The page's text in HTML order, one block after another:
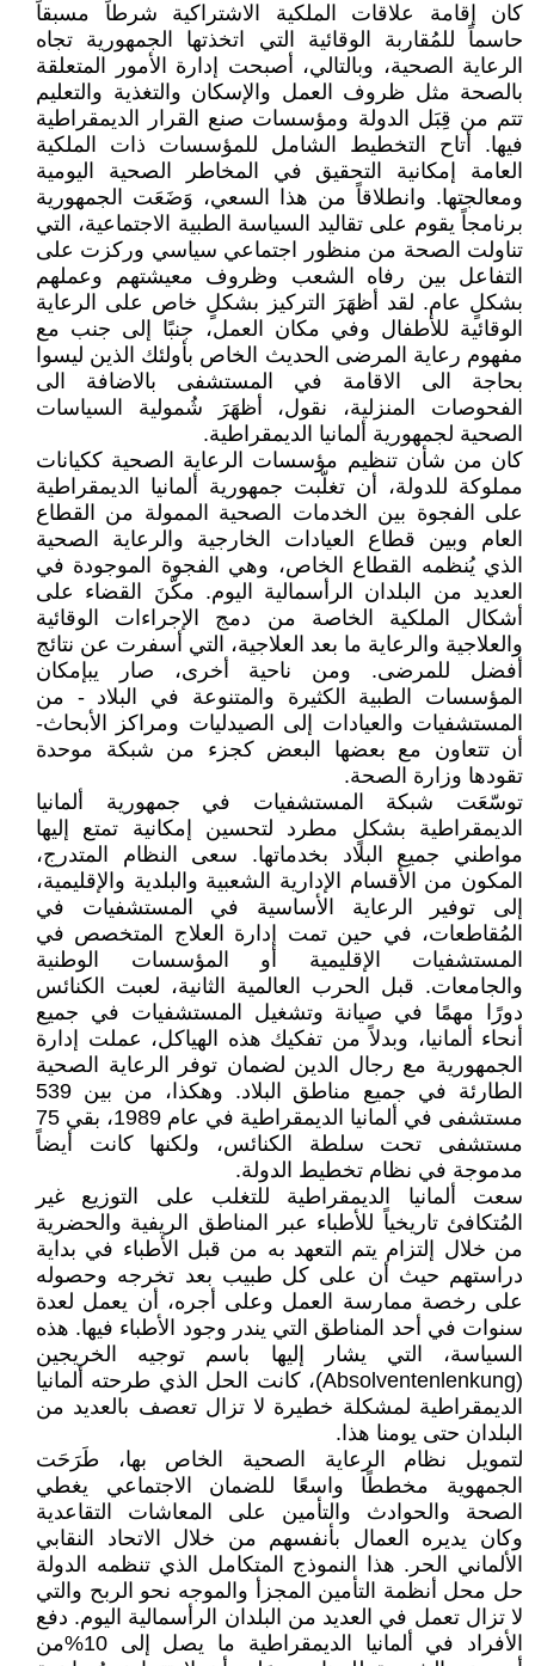
كان إقامة علاقات الملكية الاشتراكية شرطاً مسبقاً
حاسماً للمُقاربة الوقائية التي اتخذتها الجمهورية تجاه
الرعاية الصحية، وبالتالي، أصبحت إدارة الأمور المتعلقة
بالصحة مثل ظروف العمل والإسكان والتغذية والتعليم
تتم من قِبَل الدولة ومؤسسات صنع القرار الديمقراطية
فيها. أتاح التخطيط الشامل للمؤسسات ذات الملكية
العامة إمكانية التحقيق في المخاطر الصحية اليومية
ومعالجتها. وانطلاقاً من هذا السعي، وَضَعَت الجمهورية
برنامجاً يقوم على تقاليد السياسة الطبية الاجتماعية، التي
تناولت الصحة من منظور اجتماعي سياسي وركزت على
التفاعل بين رفاه الشعب وظروف معيشتهم وعملهم
بشكلٍ عام. لقد أظهَرَ التركيز بشكلٍ خاص على الرعاية
الوقائية للأطفال وفي مكان العمل، جنبًا إلى جنب مع
مفهوم رعاية المرضى الحديث الخاص بأولئك الذين ليسوا
بحاجة الى الاقامة في المستشفى بالاضافة الى
الفحوصات المنزلية، نقول، أظهَرَ شُمولية السياسات
الصحية لجمهورية ألمانيا الديمقراطية.
كان من شأن تنظيم مؤسسات الرعاية الصحية ككيانات
مملوكة للدولة، أن تغلّبت جمهورية ألمانيا الديمقراطية
على الفجوة بين الخدمات الصحية الممولة من القطاع
العام وبين قطاع العيادات الخارجية والرعاية الصحية
الذي يُنظمه القطاع الخاص، وهي الفجوة الموجودة في
العديد من البلدان الرأسمالية اليوم. مكّنَ القضاء على
أشكال الملكية الخاصة من دمج الإجراءات الوقائية
والعلاجية والرعاية ما بعد العلاجية، التي أسفرت عن نتائج
أفضل للمرضى. ومن ناحية أخرى، صار يبإمكان
المؤسسات الطبية الكثيرة والمتنوعة في البلاد - من
المستشفيات والعيادات إلى الصيدليات ومراكز الأبحاث-
أن تتعاون مع بعضها البعض كجزء من شبكة موحدة
تقودها وزارة الصحة.
توسّعَت شبكة المستشفيات في جمهورية ألمانيا
الديمقراطية بشكلٍ مطرد لتحسين إمكانية تمتع إليها
مواطني جميع البلاد بخدماتها. سعى النظام المتدرج،
المكون من الأقسام الإدارية الشعبية والبلدية والإقليمية،
إلى توفير الرعاية الأساسية في المستشفيات في
المُقاطعات، في حين تمت إدارة العلاج المتخصص في
المستشفيات الإقليمية أو المؤسسات الوطنية
والجامعات. قبل الحرب العالمية الثانية، لعبت الكنائس
دورًا مهمًا في صيانة وتشغيل المستشفيات في جميع
أنحاء ألمانيا، وبدلاً من تفكيك هذه الهياكل، عملت إدارة
الجمهورية مع رجال الدين لضمان توفر الرعاية الصحية
الطارئة في جميع مناطق البلاد. وهكذا، من بين 539
مستشفى في ألمانيا الديمقراطية في عام 1989، بقي 75
مستشفى تحت سلطة الكنائس، ولكنها كانت أيضاً
مدموجة في نظام تخطيط الدولة.
سعت ألمانيا الديمقراطية للتغلب على التوزيع غير
المُتكافئ تاريخياً للأطباء عبر المناطق الريفية والحضرية
من خلال إلتزام يتم التعهد به من قبل الأطباء في بداية
دراستهم حيث أن على كل طبيب بعد تخرجه وحصوله
على رخصة ممارسة العمل وعلى أجره، أن يعمل لعدة
سنوات في أحد المناطق التي يندر وجود الأطباء فيها. هذه
السياسة، التي يشار إليها باسم توجيه الخريجين
(Absolventenlenkung)، كانت الحل الذي طرحته ألمانيا
الديمقراطية لمشكلة خطيرة لا تزال تعصف بالعديد من
البلدان حتى يومنا هذا.
لتمويل نظام الرعاية الصحية الخاص بها، طَرَحَت
الجمهوية مخططًا واسعًا للضمان الاجتماعي يغطي
الصحة والحوادث والتأمين على المعاشات التقاعدية
وكان يديره العمال بأنفسهم من خلال الاتحاد النقابي
الألماني الحر. هذا النموذج المتكامل الذي تنظمه الدولة
حل محل أنظمة التأمين المجزأ والموجه نحو الربح والتي
لا تزال تعمل في العديد من البلدان الرأسمالية اليوم. دفع
الأفراد في ألمانيا الديمقراطية ما يصل إلى 10%من